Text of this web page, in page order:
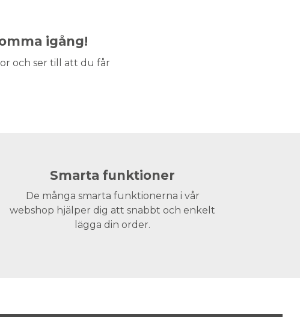
igång!
och ser till att du får
Smarta funktioner
De många smarta funktionerna i vår
webshop hjälper dig att snabbt och enkelt
lägga din order.